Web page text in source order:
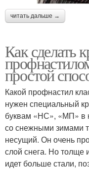
читать дальше →
Как сделать
простой
Какой профнастил
нужен специальный
буквам «НС», «МП» в
со снежными зимами
несущий. Он очень
слой снега. Но толще
идет больше стали,